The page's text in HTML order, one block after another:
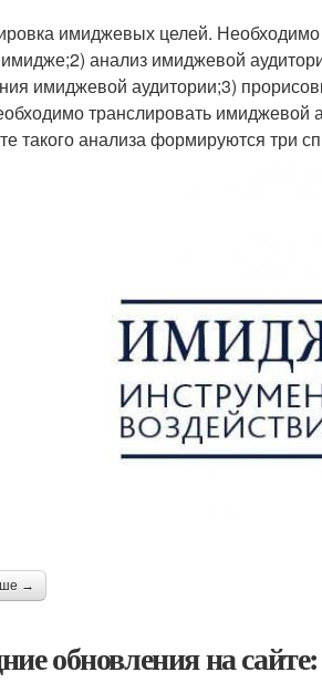
имиджевых целей. Необходимо
анализ имиджевой
имиджевой аудитории;3)
транслировать имиджевой
такого анализа формируются три
→
обновления на сайте: